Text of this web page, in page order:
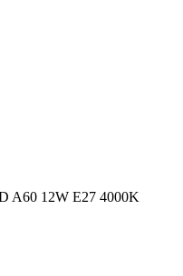
A60 12W E27 4000K